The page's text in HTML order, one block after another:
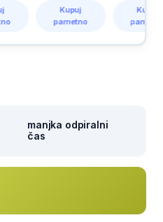
Kupuj
pametno
Kupuj
pametno
manjka odpiralni
čas